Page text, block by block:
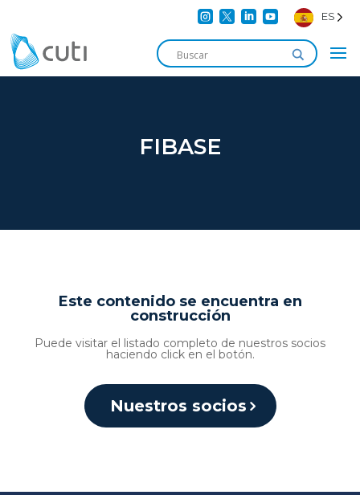
    ES
FIBASE
Este contenido se encuentra en
construcción
Puede visitar el listado completo de nuestros socios
haciendo click en el botón.
Nuestros socios